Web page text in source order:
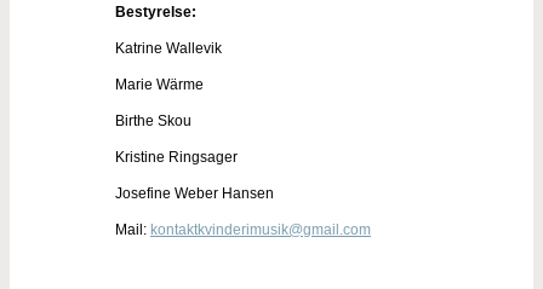
Bestyrelse:
Katrine Wallevik
Marie Wärme
Birthe Skou
Kristine Ringsager
Josefine Weber Hansen
Mail: kontaktkvinderimusik@gmail.com